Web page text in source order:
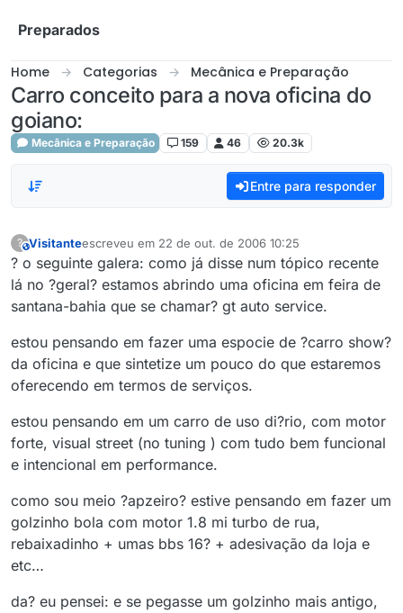
Preparados
Home Categorias Mecânica e Preparação
Carro conceito para a nova oficina do
goiano:
Mecânica e Preparação 159 46 20.3k
Entre para responder
?This user is from outside of this forum
Visitanteescreveu em 22 de out. de 2006 10:25
última edição por
? o seguinte galera: como já disse num tópico recente
lá no ?geral? estamos abrindo uma oficina em feira de
santana-bahia que se chamar? gt auto service.
estou pensando em fazer uma espocie de ?carro show?
da oficina e que sintetize um pouco do que estaremos
oferecendo em termos de serviços.
estou pensando em um carro de uso di?rio, com motor
forte, visual street (no tuning ) com tudo bem funcional
e intencional em performance.
como sou meio ?apzeiro? estive pensando em fazer um
golzinho bola com motor 1.8 mi turbo de rua,
rebaixadinho + umas bbs 16? + adesivação da loja e
etc…
da? eu pensei: e se pegasse um golzinho mais antigo,